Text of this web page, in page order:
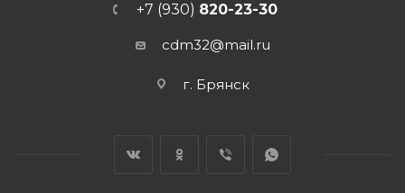
+7 (930) 820-23-30
cdm32@mail.ru
г. Брянск